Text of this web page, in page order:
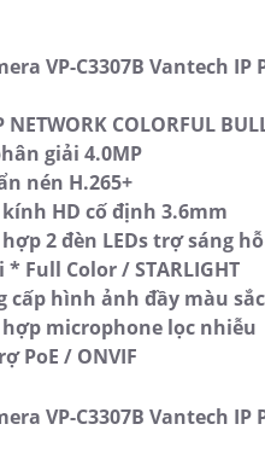
NETWORK COLORFUL
giải 4.0MP
nén H.265+
kính HD cố định 3.6mm
hợp 2 đèn LEDs trợ sáng
Full Color / STARLIGHT
cấp hình ảnh đầy màu
hợp microphone lọc nhiễu
PoE / ONVIF